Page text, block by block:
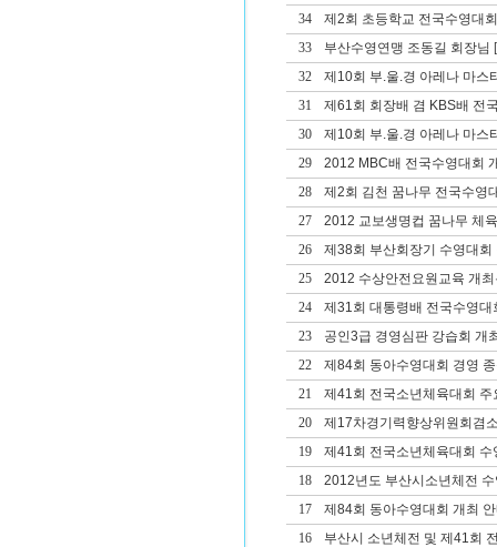
34
제2회 초등학교 전국수영대
33
부산수영연맹 조동길 회장님
32
제10회 부.울.경 아레나 마스
31
제61회 회장배 겸 KBS배 전
30
제10회 부.울.경 아레나 마스
29
2012 MBC배 전국수영대회
28
제2회 김천 꿈나무 전국수영
27
2012 교보생명컵 꿈나무 체
26
제38회 부산회장기 수영대
25
2012 수상안전요원교육 개최
24
제31회 대통령배 전국수영대
23
공인3급 경영심판 강습회 개
22
제84회 동아수영대회 경영
21
제41회 전국소년체육대회 주
20
제17차경기력향상위원회겸
19
제41회 전국소년체육대회 수
18
2012년도 부산시소년체전
17
제84회 동아수영대회 개최
16
부산시 소년체전 및 제41회